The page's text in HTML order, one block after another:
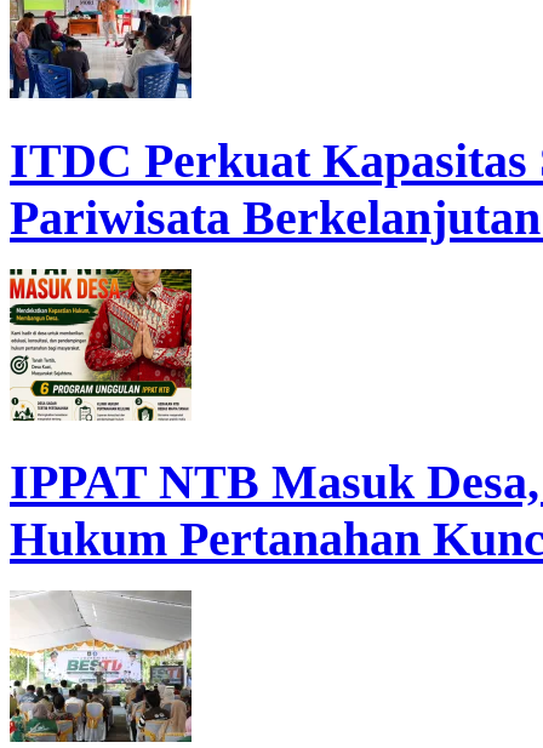
ITDC Perkuat
Pariwisata
IPPAT NTB Masuk
Hukum Pertanahan